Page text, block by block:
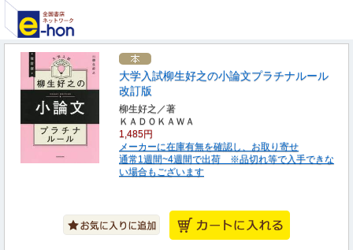
大学入試柳生好之の小論文プラチナルール
改訂版
柳生好之／著
ＫＡＤＯＫＡＷＡ
1,485円
メーカーに在庫有無を確認し、お取り寄せ
通常1週間~4週間で出荷 ※品切れ等で入手できな
い場合もございます